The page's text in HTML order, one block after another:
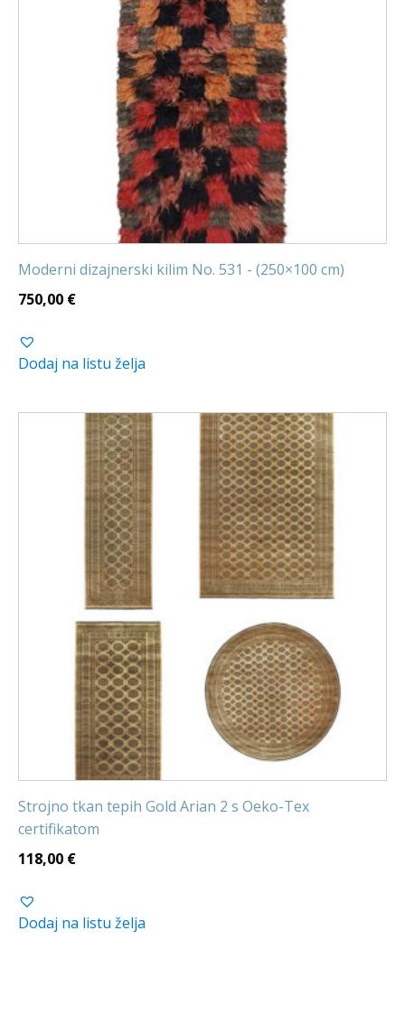
Moderni dizajnerski kilim No. 531 - (250×100 cm)
750,00 €
Dodaj na listu želja
Strojno tkan tepih Gold Arian 2 s Oeko-Tex
certifikatom
118,00 €
Dodaj na listu želja